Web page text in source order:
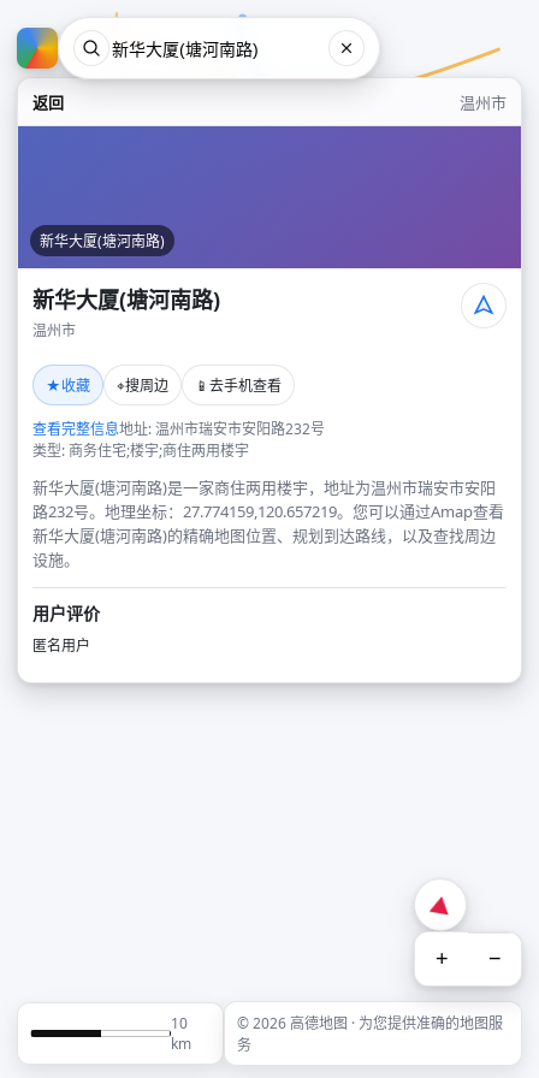
返回 温州市
新华大厦(塘河南路)
新华大厦(塘河南路)
温州市
★收藏 ⌖搜周边 📱 去手机查看
查看完整信息地址: 温州市瑞安市安阳路232号
类型: 商务住宅;楼宇;商住两用楼宇
新华大厦(塘河南路)是一家商住两用楼宇，地址为温州市瑞安市安阳
路232号。地理坐标：27.774159,120.657219。您可以通过Amap查看
新华大厦(塘河南路)的精确地图位置、规划到达路线，以及查找周边
设施。
用户评价
匿名用户
+ −
10
km
© 2026 高德地图 · 为您提供准确的地图服
务